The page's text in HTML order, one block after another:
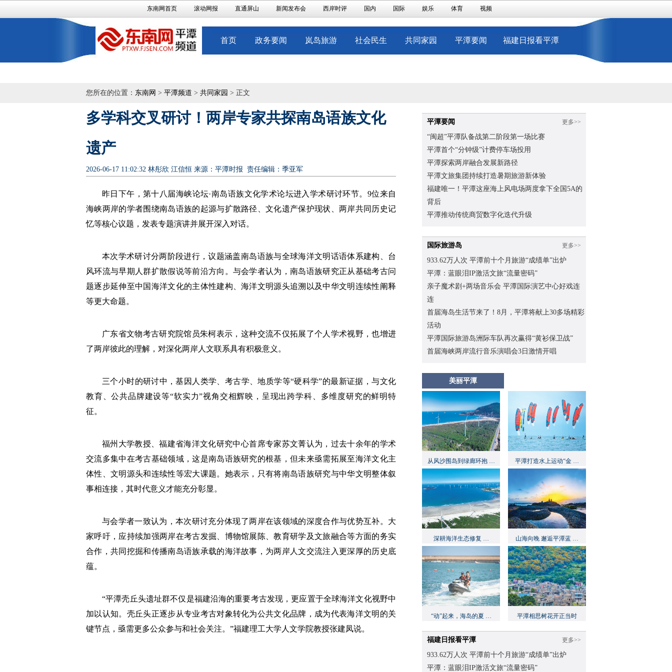
东南网首页 滚动网报 直通屏山 新闻发布会 西岸时评 国内 国际 娱乐 体育 视频
首页 政务要闻 岚岛旅游 社会民生 共同家园 平潭要闻 福建日报看平潭
您所在的位置： 东南网 > 平潭频道 > 共同家园 > 正文
多学科交叉研讨！两岸专家共探南岛语族文化
遗产
2026-06-17 11:02:32 林彤欣 江信恒 来源：平潭时报 责任编辑：季亚军
昨日下午，第十八届海峡论坛·南岛语族文化学术论坛进入学术研讨环节。9位来自
海峡两岸的学者围绕南岛语族的起源与扩散路径、文化遗产保护现状、两岸共同历史记
忆等核心议题，发表专题演讲并展开深入对话。
本次学术研讨分两阶段进行，议题涵盖南岛语族与全球海洋文明话语体系建构、台
风环流与早期人群扩散假说等前沿方向。与会学者认为，南岛语族研究正从基础考古问
题逐步延伸至中国海洋文化的主体性建构、海洋文明源头追溯以及中华文明连续性阐释
等更大命题。
广东省文物考古研究院馆员朱柯表示，这种交流不仅拓展了个人学术视野，也增进
了两岸彼此的理解，对深化两岸人文联系具有积极意义。
三个小时的研讨中，基因人类学、考古学、地质学等“硬科学”的最新证据，与文化
教育、公共品牌建设等“软实力”视角交相辉映，呈现出跨学科、多维度研究的鲜明特
征。
福州大学教授、福建省海洋文化研究中心首席专家苏文菁认为，过去十余年的学术
交流多集中在考古基础领域，这是南岛语族研究的根基，但未来亟需拓展至海洋文化主
体性、文明源头和连续性等宏大课题。她表示，只有将南岛语族研究与中华文明整体叙
事相连接，其时代意义才能充分彰显。
与会学者一致认为，本次研讨充分体现了两岸在该领域的深度合作与优势互补。大
家呼吁，应持续加强两岸在考古发掘、博物馆展陈、教育研学及文旅融合等方面的务实
合作，共同挖掘和传播南岛语族承载的海洋故事，为两岸人文交流注入更深厚的历史底
蕴。
“平潭壳丘头遗址群不仅是福建沿海的重要考古发现，更应置于全球海洋文化视野中
加以认知。壳丘头正逐步从专业考古对象转化为公共文化品牌，成为代表海洋文明的关
键节点，亟需更多公众参与和社会关注。”福建理工大学人文学院教授张建凤说。
更多>>
平潭要闻
“闽超”平潭队备战第二阶段第一场比赛
平潭首个“分钟级”计费停车场投用
平潭探索两岸融合发展新路径
平潭文旅集团持续打造暑期旅游新体验
福建唯一！平潭这座海上风电场两度拿下全国5A的
背后
平潭推动传统商贸数字化迭代升级
更多>>
国际旅游岛
933.62万人次 平潭前十个月旅游“成绩单”出炉
平潭：蓝眼泪IP激活文旅“流量密码”
亲子魔术剧+两场音乐会 平潭国际演艺中心好戏连
连
首届海岛生活节来了！8月，平潭将献上30多场精彩
活动
平潭国际旅游岛洲际车队再次赢得“黄衫保卫战”
首届海峡两岸流行音乐演唱会3日激情开唱
美丽平潭
从风沙围岛到绿廊环抱 … 平潭打造水上运动“金 …
深耕海洋生态修复 … 山海向晚 邂逅平潭蓝 …
“动”起来，海岛的夏 … 平潭相思树花开正当时
更多>>
福建日报看平潭
933.62万人次 平潭前十个月旅游“成绩单”出炉
平潭：蓝眼泪IP激活文旅“流量密码”